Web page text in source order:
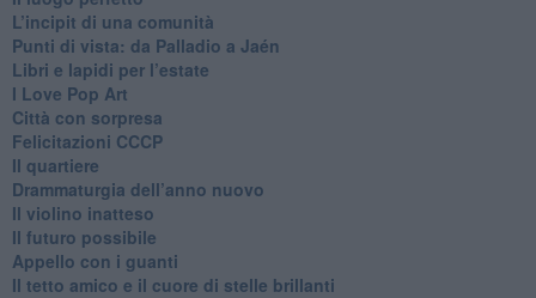
​L’incipit di una comunità
Punti di vista: da Palladio a Jaén
​Libri e lapidi per l’estate
​I Love Pop Art
Città con sorpresa
Felicitazioni CCCP
​Il quartiere
​Drammaturgia dell’anno nuovo
​Il violino inatteso
​Il futuro possibile
​Appello con i guanti
​Il tetto amico e il cuore di stelle brillanti